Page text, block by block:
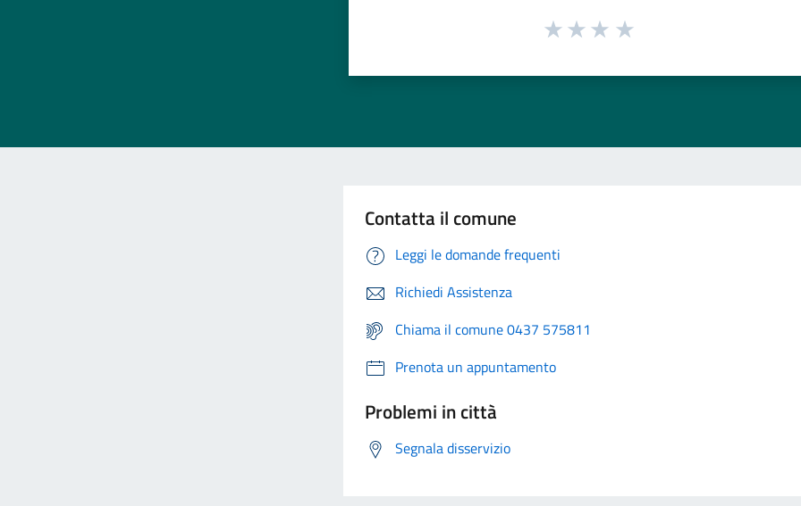
Contatta il comune
Leggi le domande frequenti
Richiedi Assistenza
Chiama il comune 0437 575811
Prenota un appuntamento
Problemi in città
Segnala disservizio